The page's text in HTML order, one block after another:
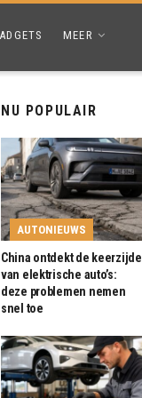
MEER
NU POPULAIR
AUTONIEUWS
China ontdekt de keerzijde
van elektrische auto’s:
deze problemen nemen
snel toe